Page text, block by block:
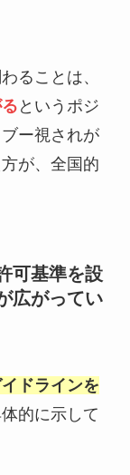
ることは、
というポジ
ー視されが
が、全国的
可基準を設
広がってい
ドラインを
的に示して